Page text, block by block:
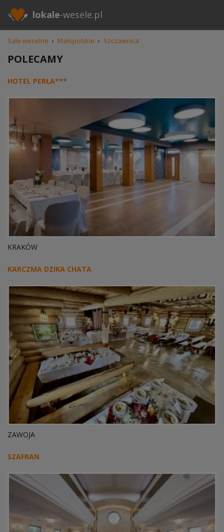
lokale-wesele.pl
Sale weselne › Małopolskie › Szczawnica
POLECAMY
HOTEL PERŁA***
KRAKÓW
KARCZMA DZIKA CHATA
ZAWOJA
SZAFRAN